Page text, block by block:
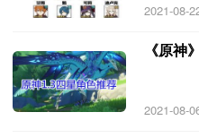
2021-08-
《原神
2021-08-